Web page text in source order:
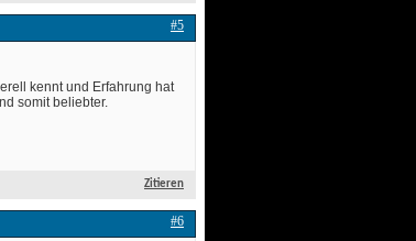
#5
kennt und Erfahrung hat
somit beliebter.
Zitieren
#6